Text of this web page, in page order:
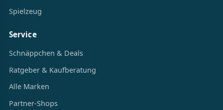
Spielzeug
Service
Schnäppchen & Deals
Ratgeber & Kaufberatung
Alle Marken
Partner-Shops